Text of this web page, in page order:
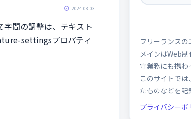
2024.08.03
間の調整は、テキスト
settingsプロパティ
フリーランスの
メインはWeb
守業務にも携わ
このサイトで
たものなどを記
プライバシーポ